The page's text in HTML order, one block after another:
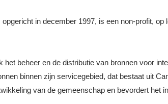
in december 1997, is een non-profit,
beheer en de distributie van bronnen voor
binnen zijn servicegebied, dat bestaat uit
van de gemeenschap en bevordert het